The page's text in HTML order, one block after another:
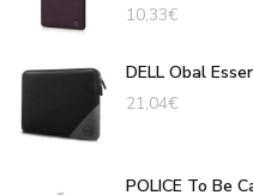
10,33€
DELL Obal
21,04€
POLICE To Be